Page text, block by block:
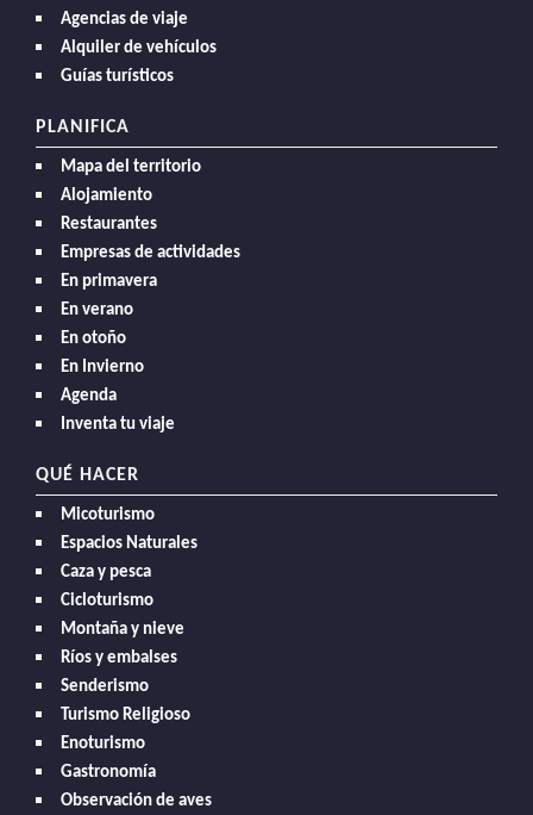
Agencias de viaje
Alquiler de vehículos
Guías turísticos
PLANIFICA
Mapa del territorio
Alojamiento
Restaurantes
Empresas de actividades
En primavera
En verano
En otoño
En Invierno
Agenda
Inventa tu viaje
QUÉ HACER
Micoturismo
Espacios Naturales
Caza y pesca
Cicloturismo
Montaña y nieve
Ríos y embalses
Senderismo
Turismo Religioso
Enoturismo
Gastronomía
Observación de aves